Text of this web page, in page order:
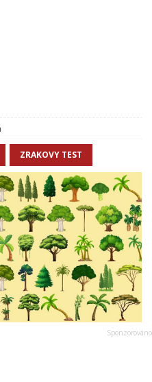
ZRAKOVY TEST